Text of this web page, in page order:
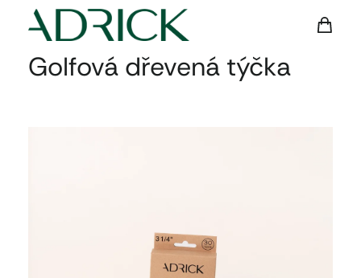
Golfová dřevená týčka